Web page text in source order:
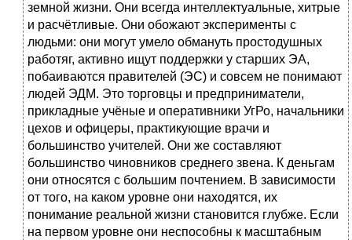
земной жизни. Они всегда интеллектуальные, хитрые
и расчётливые. Они обожают эксперименты с
людьми: они могут умело обмануть простодушных
работяг, активно ищут поддержки у старших ЭА,
побаиваются правителей (ЭС) и совсем не понимают
людей ЭДМ. Это торговцы и предприниматели,
прикладные учёные и оперативники УгРо, начальники
цехов и офицеры, практикующие врачи и
большинство учителей. Они же составляют
большинство чиновников среднего звена. К деньгам
они относятся с большим почтением. В зависимости
от того, на каком уровне они находятся, их
понимание реальной жизни становится глубже. Если
на первом уровне они неспособны к масштабным